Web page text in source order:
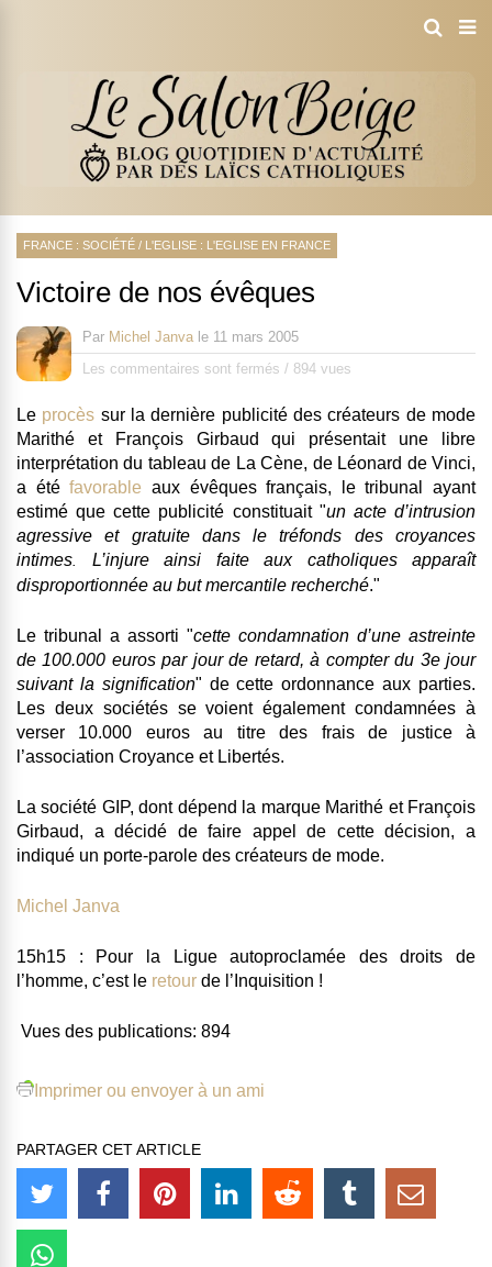
FRANCE : SOCIÉTÉ / L'EGLISE : L'EGLISE EN FRANCE
Victoire de nos évêques
Par Michel Janva le 11 mars 2005
Les commentaires sont fermés / 894 vues
Le procès sur la dernière publicité des créateurs de mode
Marithé et François Girbaud qui présentait une libre
interprétation du tableau de La Cène, de Léonard de Vinci,
a étéfavorable aux évêques français, le tribunal ayant
estimé que cette publicité constituait "un acte d’intrusion
agressive et gratuite dans le tréfonds des croyances
intimes. L’injure ainsi faite aux catholiques apparaît
disproportionnée au but mercantile recherché."
Le tribunal a assorti "cette condamnation d’une astreinte
de 100.000 euros par jour de retard, à compter du 3e jour
suivant la signification" de cette ordonnance aux parties.
Les deux sociétés se voient également condamnées à
verser 10.000 euros au titre des frais de justice à
l’association Croyance et Libertés.
La société GIP, dont dépend la marque Marithé et François
Girbaud, a décidé de faire appel de cette décision, a
indiqué un porte-parole des créateurs de mode.
Michel Janva
15h15 : Pour la Ligue autoproclamée des droits de
l’homme, c’est le retour de l’Inquisition !
Vues des publications: 894
Imprimer ou envoyer à un ami
PARTAGER CET ARTICLE